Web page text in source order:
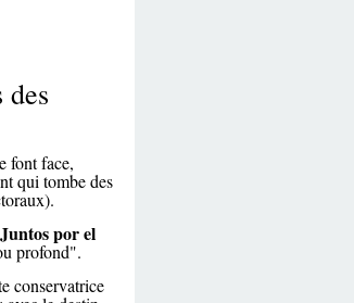
font face,
qui tombe des
Juntos por el
profond".
conservatrice